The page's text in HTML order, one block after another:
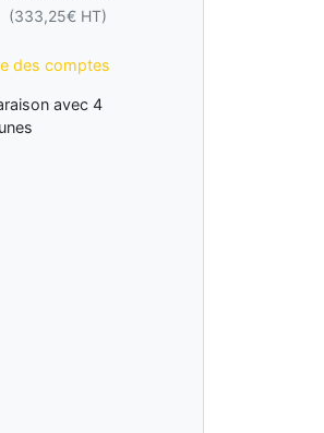
(333,25€ HT)
des comptes
avec 4